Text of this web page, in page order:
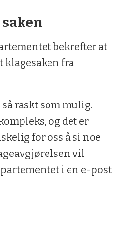
bekrefter at
klagesaken fra
raskt som mulig.
og det er
for oss å si noe
vil
i en e-post